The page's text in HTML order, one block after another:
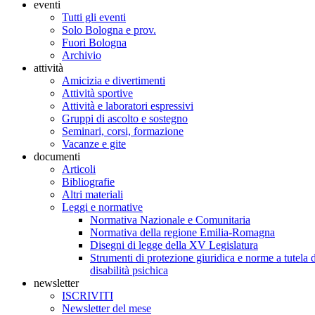
eventi
Tutti gli eventi
Solo Bologna e prov.
Fuori Bologna
Archivio
attività
Amicizia e divertimenti
Attività sportive
Attività e laboratori espressivi
Gruppi di ascolto e sostegno
Seminari, corsi, formazione
Vacanze e gite
documenti
Articoli
Bibliografie
Altri materiali
Leggi e normative
Normativa Nazionale e Comunitaria
Normativa della regione Emilia-Romagna
Disegni di legge della XV Legislatura
Strumenti di protezione giuridica e norme a tutela
disabilità psichica
newsletter
ISCRIVITI
Newsletter del mese